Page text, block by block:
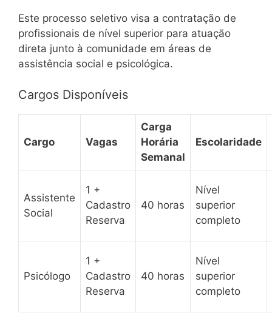
Este processo seletivo visa a contratação de
profissionais de nível superior para atuação
direta junto à comunidade em áreas de
assistência social e psicológica.
Cargos Disponíveis
Cargo Vagas
Carga
Horária
Semanal
Escolaridade
Assistente
Social
1 +
Cadastro
Reserva
40 horas
Nível
superior
completo
Psicólogo
1 +
Cadastro
Reserva
40 horas
Nível
superior
completo